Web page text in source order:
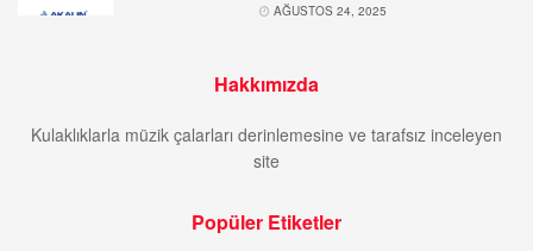
AĞUSTOS 24, 2025
Hakkımızda
Kulaklıklarla müzik çalarları derinlemesine ve tarafsız inceleyen
site
Popüler Etiketler